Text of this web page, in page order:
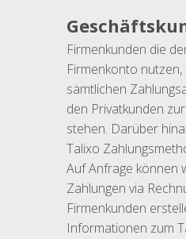
Firmenkunden die
Firmenkonto
sämtlichen
den Privatkunden
stehen. Darüber
Talixo
Auf Anfrage können
Zahlungen via
Firmenkunden
Informationen zum